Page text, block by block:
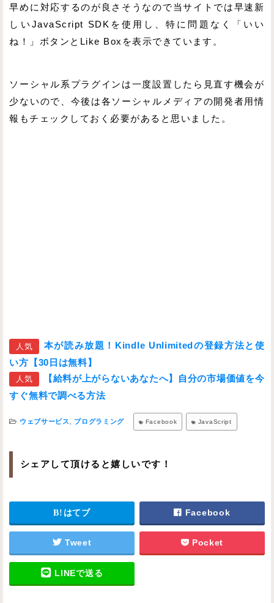
早めに対応するのが良さそうなので当サイトでは早速新
しいJavaScript SDKを使用し、特に問題なく「いい
ね！」ボタンとLike Boxを表示できています。
ソーシャル系プラグインは一度設置したら見直す機会が
少ないので、今後は各ソーシャルメディアの開発者用情
報もチェックしておく必要があると思いました。
人気
本が読み放題！Kindle Unlimitedの登録方法と使
い方【30日は無料】
人気
【給料が上がらないあなたへ】自分の市場価値を今
すぐ無料で調べる方法
ウェブサービス プログラミング Facebook JavaScript
シェアして頂けると嬉しいです！
はてブ Facebook
Tweet Pocket
LINEで送る